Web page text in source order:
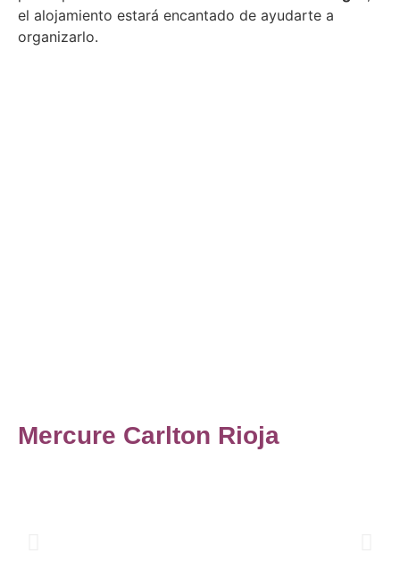
el alojamiento estará encantado de ayudarte a
organizarlo.
Mercure Carlton Rioja